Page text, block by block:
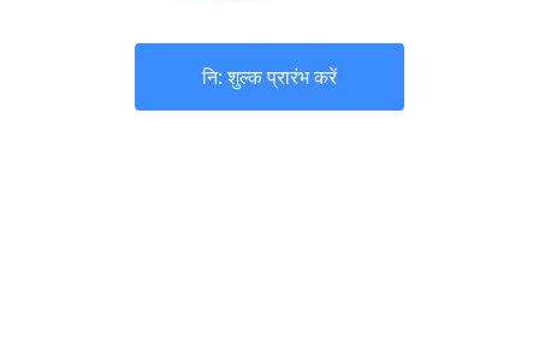
नि: शुल्क प्रारंभ करें